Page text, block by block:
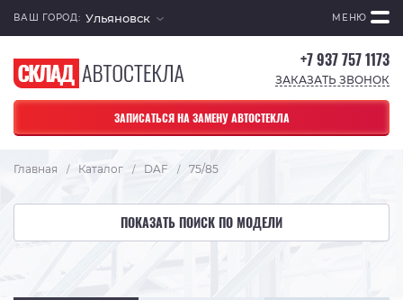
ВАШ ГОРОД: Ульяновск МЕНЮ
+7 937 757 1173
ЗАКАЗАТЬ ЗВОНОК
ЗАПИСАТЬСЯ НА ЗАМЕНУ АВТОСТЕКЛА
Главная / Каталог / DAF / 75/85
ПОКАЗАТЬ ПОИСК ПО МОДЕЛИ